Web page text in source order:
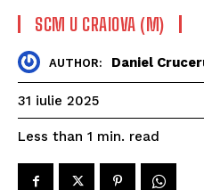
SCM U CRAIOVA (M)
AUTHOR: Daniel
31 iulie 2025
Less than 1 min. read